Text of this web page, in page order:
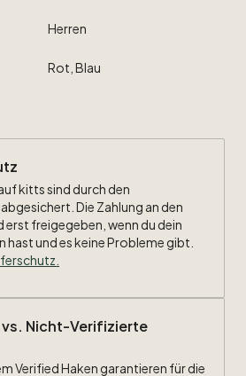
Herren
Rot, Blau
kitts sind durch den
Die Zahlung an den
erst freigegeben, wenn du dein
hast und es keine Probleme gibt.
Nicht-Verifizierte
Verified Haken garantieren für die